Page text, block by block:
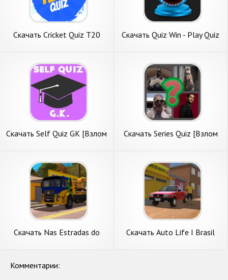
Скачать Cricket Quiz T20
Скачать Quiz Win - Play Quiz
Скачать Self Quiz GK [Взлом
Скачать Series Quiz [Взлом
Скачать Nas Estradas do
Скачать Auto Life I Brasil
Комментарии: